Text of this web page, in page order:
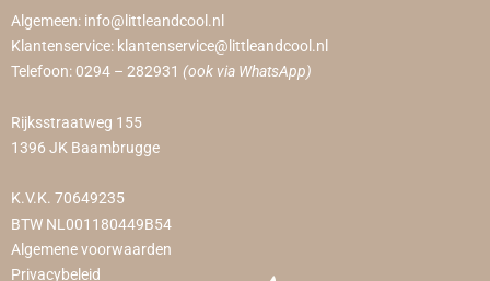
Algemeen: info@littleandcool.nl
Klantenservice: klantenservice@littleandcool.nl
Telefoon: 0294 – 282931 (ook via WhatsApp)
Rijksstraatweg 155
1396 JK Baambrugge
K.V.K. 70649235
BTW NL001180449B54
Algemene voorwaarden
Privacybeleid